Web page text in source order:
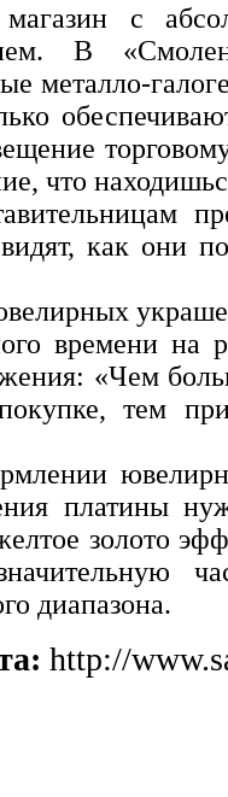
с
В
металло-
что
как они
времени на
«Чем
тем
платины
золото
диапазона.
http://